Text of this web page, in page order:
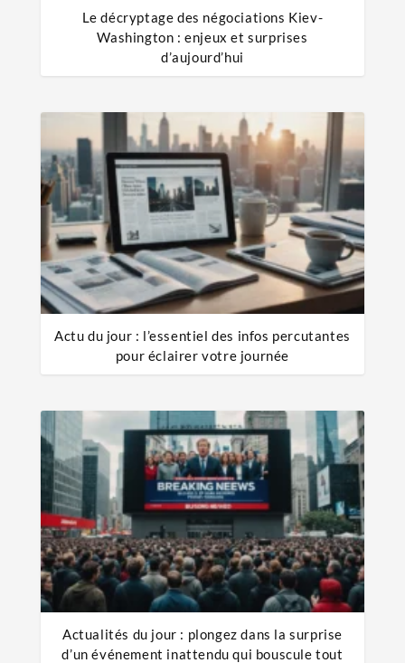
Le décryptage des négociations Kiev-
Washington : enjeux et surprises
d’aujourd’hui
Actu du jour : l’essentiel des infos percutantes
pour éclairer votre journée
Actualités du jour : plongez dans la surprise
d’un événement inattendu qui bouscule tout